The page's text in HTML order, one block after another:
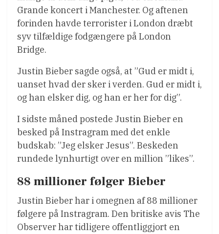
Grande koncert i Manchester. Og aftenen
forinden havde terrorister i London dræbt
syv tilfældige fodgængere på London
Bridge.
Justin Bieber sagde også, at ”Gud er midt i,
uanset hvad der sker i verden. Gud er midt i,
og han elsker dig, og han er her for dig”.
I sidste måned postede Justin Bieber en
besked på Instragram med det enkle
budskab: ”Jeg elsker Jesus”. Beskeden
rundede lynhurtigt over en million ”likes”.
88 millioner følger Bieber
Justin Bieber har i omegnen af 88 millioner
følgere på Instragram. Den britiske avis The
Observer har tidligere offentliggjort en